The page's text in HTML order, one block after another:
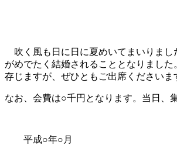
吹く風も日に日に夏めいてまいりま
がめでたく結婚されることとなりまし
存じますが、ぜひともご出席ください
なお、会費は○千円となります。当日、
平成○年○月